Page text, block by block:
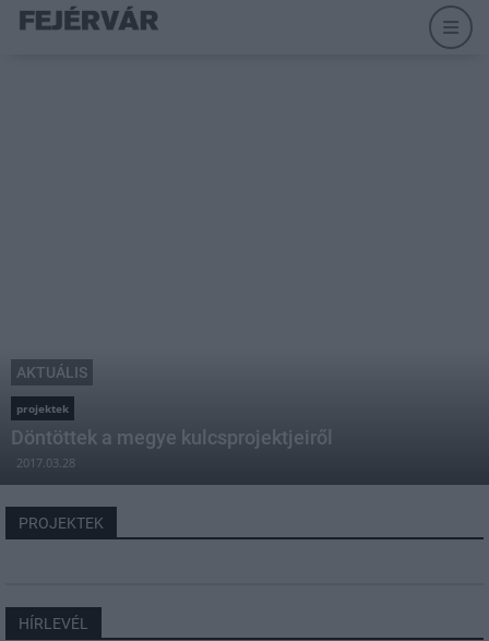
AKTUÁLIS
projektek
Döntöttek a megye kulcsprojektjeiről
2017.03.28
PROJEKTEK
HÍRLEVÉL